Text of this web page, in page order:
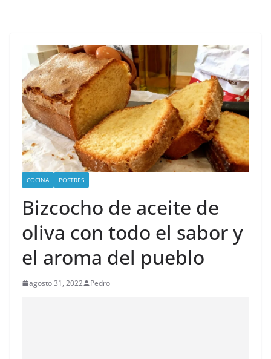
COCINA POSTRES
Bizcocho de aceite de
oliva con todo el sabor y
el aroma del pueblo
agosto 31, 2022 Pedro